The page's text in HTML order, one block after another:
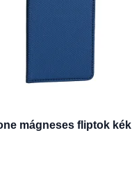
mágneses fliptok kék